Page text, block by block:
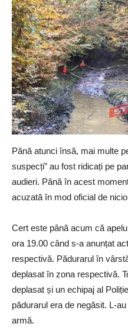
Pănă atunci însă, mai multe
suspecți” au fost ridicați pe
audieri. Până în acest
acuzată în mod oficial de
Cert este până acum că
ora 19.00 când s-a anunțat
respectivă. Pădurarul în
deplasat în zona respectivă.
deplasat și un echipaj al
pădurarul era de negăsit. L-
armă.